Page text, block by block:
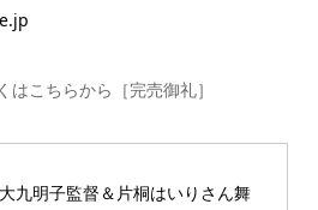
こちらから［完売御礼］
九明子監督＆片桐はいりさん舞